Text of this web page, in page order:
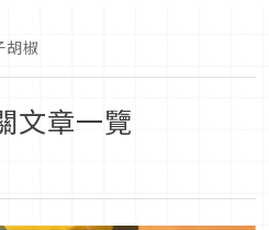
胡椒
文章一覽